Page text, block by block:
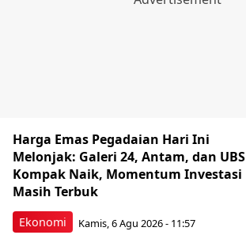
Ekonomi
Harga Emas Pegadaian Hari Ini
Melonjak: Galeri 24, Antam, dan UBS
Kompak Naik, Momentum Investasi
Masih Terbuk
Kamis, 6 Agu 2026 - 11:57